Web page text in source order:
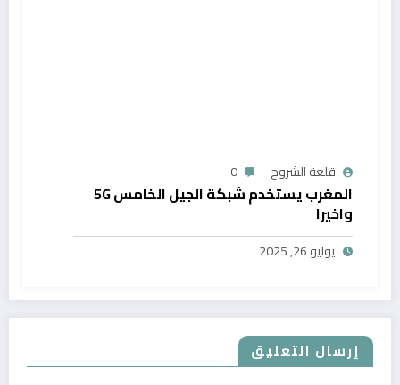
قلعة الشروح 0
المغرب يستخدم شبكة الجيل الخامس 5G
واخيرا
يوليو 26, 2025
إرسال التعليق